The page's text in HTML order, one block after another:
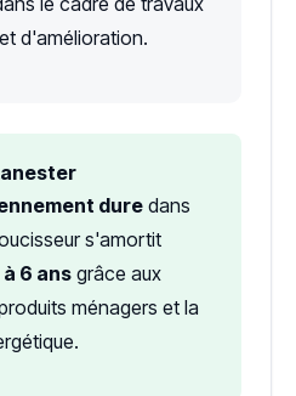
d'amélioration.
duredans
s'amortit
6 ans grâce aux
ménagers et la